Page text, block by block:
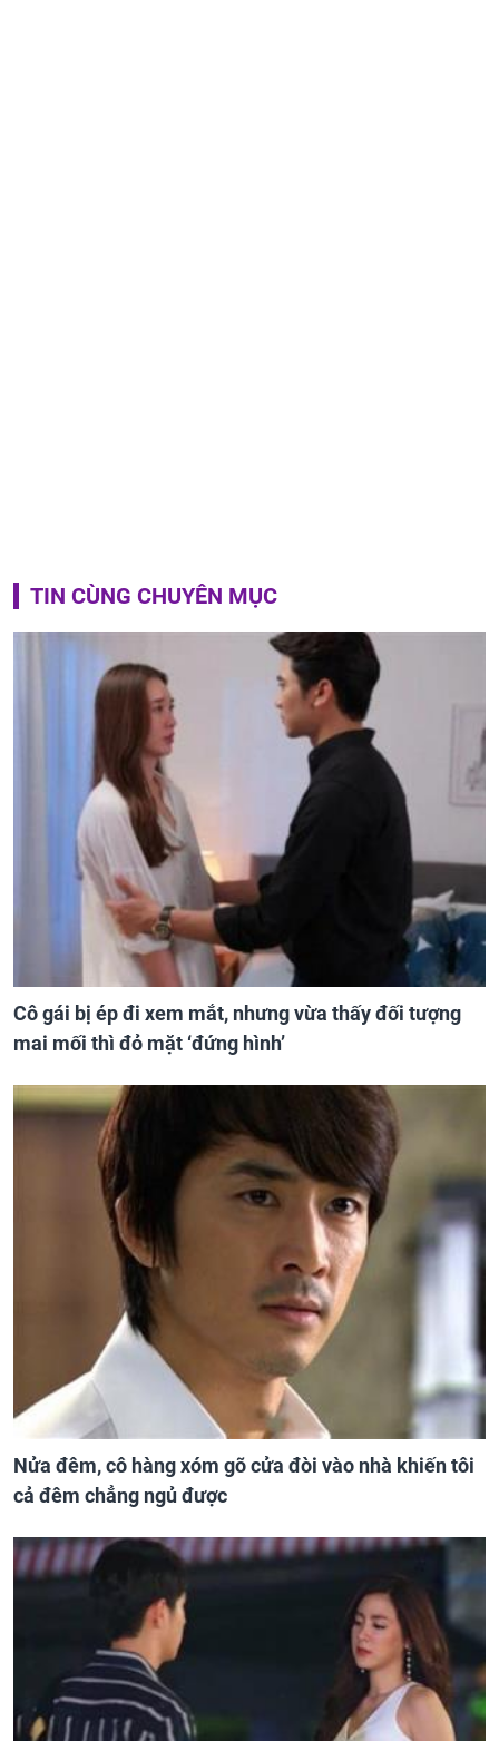
TIN CÙNG CHUYÊN MỤC
Cô gái bị ép đi xem mắt, nhưng vừa thấy đối tượng
mai mối thì đỏ mặt ‘đứng hình’
Nửa đêm, cô hàng xóm gõ cửa đòi vào nhà khiến tôi
cả đêm chẳng ngủ được